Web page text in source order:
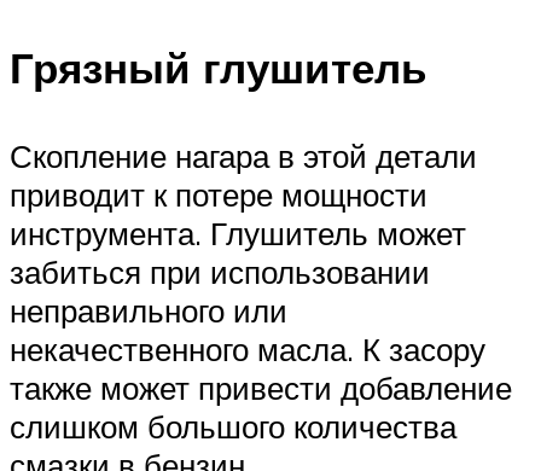
Грязный глушитель
Скопление нагара в этой детали
приводит к потере мощности
инструмента. Глушитель может
забиться при использовании
неправильного или
некачественного масла. К засору
также может привести добавление
слишком большого количества